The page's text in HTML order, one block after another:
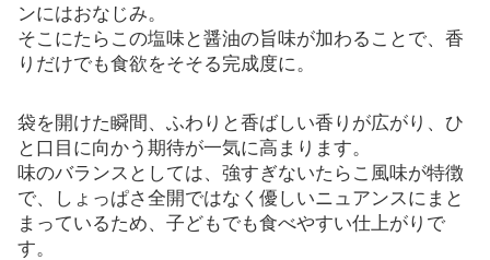
ンにはおなじみ。
そこにたらこの塩味と醤油の旨味が加わることで、香
りだけでも食欲をそそる完成度に。
袋を開けた瞬間、ふわりと香ばしい香りが広がり、ひ
と口目に向かう期待が一気に高まります。
味のバランスとしては、強すぎないたらこ風味が特徴
で、しょっぱさ全開ではなく優しいニュアンスにまと
まっているため、子どもでも食べやすい仕上がりで
す。